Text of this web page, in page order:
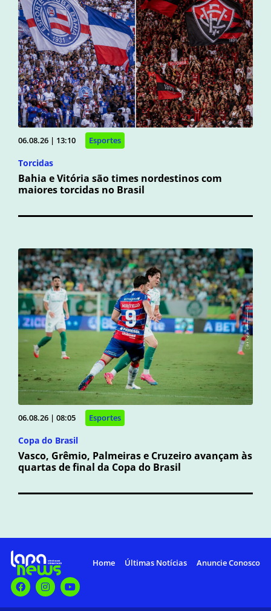
06.08.26 | 13:10 Esportes
Torcidas
Bahia e Vitória são times nordestinos com
maiores torcidas no Brasil
06.08.26 | 08:05 Esportes
Copa do Brasil
Vasco, Grêmio, Palmeiras e Cruzeiro avançam às
quartas de final da Copa do Brasil
Home Últimas Notícias Anuncie Conosco